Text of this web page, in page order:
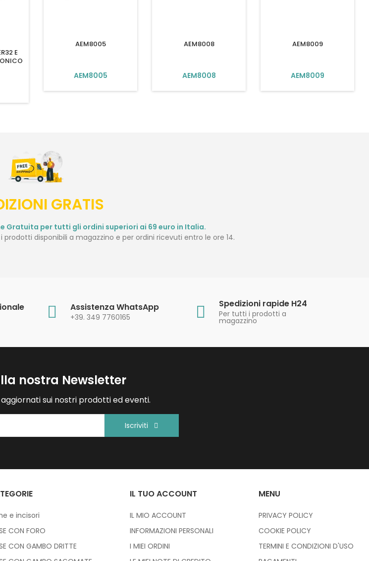
E
AEM8005
AEM8005
AEM8008
AEM8008
AEM8009
AEM8009
GRATIS
Gratuita per tutti gli ordini superiori ai 69 euro in Italia.
disponibili a magazzino e per ordini ricevuti entro le ore 14.
Assistenza WhatsApp
+39. 349 7760165
Spedizioni rapide H24
Per tutti i prodotti a
magazzino
nostra Newsletter
sui nostri prodotti ed eventi.
Iscriviti
e incisori
CON FORO
CON GAMBO DRITTE
IL TUO ACCOUNT
IL MIO ACCOUNT
INFORMAZIONI PERSONALI
I MIEI ORDINI
MENU
PRIVACY POLICY
COOKIE POLICY
TERMINI E CONDIZIONI D'USO